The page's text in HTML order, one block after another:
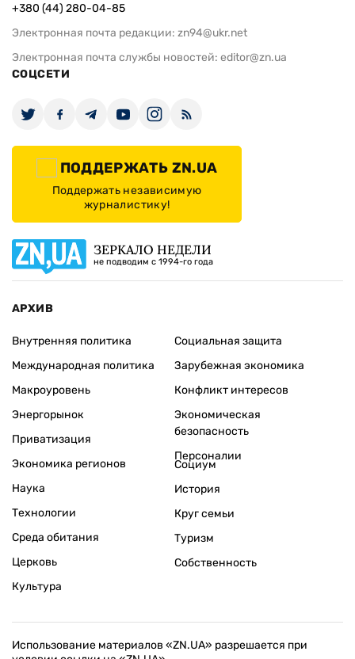
+380 (44) 280-04-85
Электронная почта редакции: zn94@ukr.net
Электронная почта службы новостей: editor@zn.ua
СОЦСЕТИ
ПОДДЕРЖАТЬ ZN.UA
Поддержать независимую
журналистику!
ЗЕРКАЛО НЕДЕЛИ
не подводим с 1994-го года
АРХИВ
Внутренняя политика
Международная политика
Макроуровень
Энергорынок
Приватизация
Экономика регионов
Социальная защита
Зарубежная экономика
Конфликт интересов
Экономическая
безопасность
Персоналии
Наука
Технологии
Среда обитания
Церковь
Культура
Социум
История
Круг семьи
Туризм
Собственность
Использование материалов «ZN.UA» разрешается при